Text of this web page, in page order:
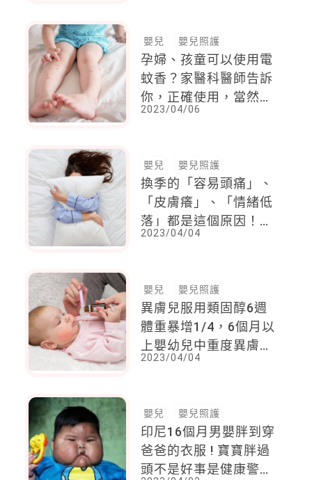
嬰兒 嬰兒照護
孕婦、孩童可以使用電
蚊香？家醫科醫師告訴
你，正確使用，當然可
以！且這是很推薦的方
2023/04/06
嬰兒 嬰兒照護
換季的「容易頭痛」、
「皮膚癢」、「情緒低
落」都是這個原因！靠
這4招解救你季節交替
2023/04/04
嬰兒 嬰兒照護
異膚兒服用類固醇6週
體重暴增1/4，6個月以
上嬰幼兒中重度異膚有
新解！
2023/04/04
嬰兒 嬰兒照護
印尼16個月男嬰胖到穿
爸爸的衣服 ! 寶寶胖過
頭不是好事是健康警